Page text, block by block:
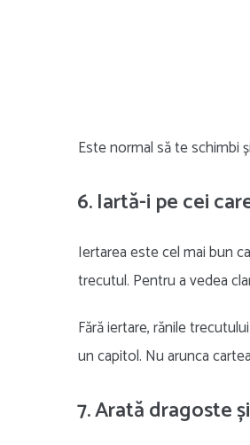
Este normal să te schimbi
6. Iartă-i pe cei
Iertarea este cel mai bun
trecutul. Pentru a vedea
Fără iertare, rănile
un capitol. Nu arunca
7. Arată dragoste